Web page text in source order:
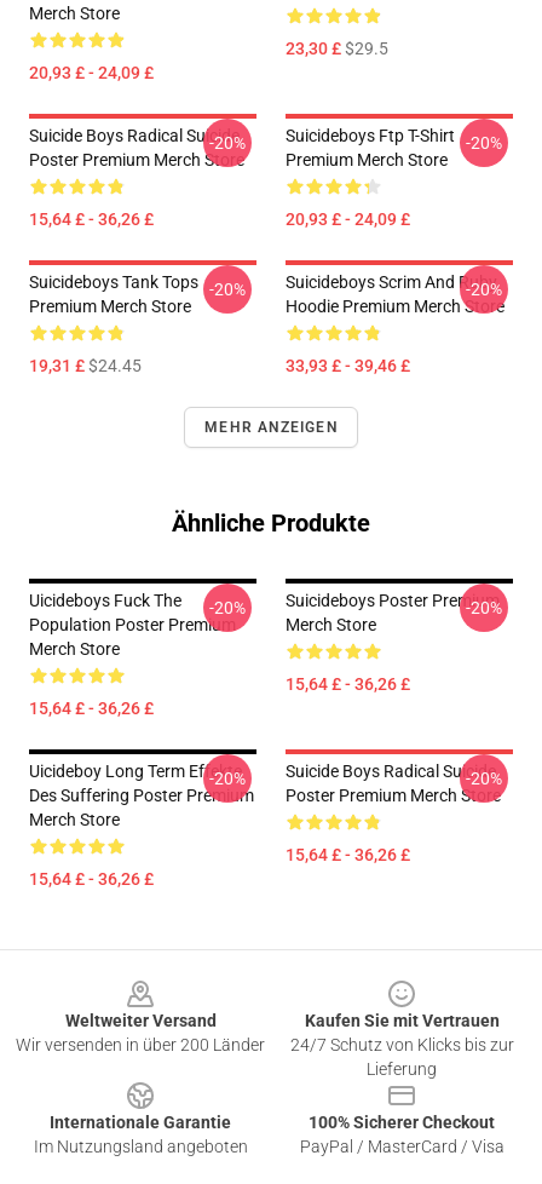
Merch Store
20,93 £ - 24,09 £
23,30 £$29.5
Suicide Boys Radical Suicide
Poster Premium Merch Store
15,64 £ - 36,26 £
-20%
Suicideboys Ftp T-Shirt
Premium Merch Store
20,93 £ - 24,09 £
-20%
Suicideboys Tank Tops
Premium Merch Store
19,31 £$24.45
-20%
Suicideboys Scrim And Ruby
Hoodie Premium Merch Store
33,93 £ - 39,46 £
-20%
MEHR ANZEIGEN
Ähnliche Produkte
Uicideboys Fuck The
Population Poster Premium
Merch Store
15,64 £ - 36,26 £
-20%
Suicideboys Poster Premium
Merch Store
15,64 £ - 36,26 £
-20%
Uicideboy Long Term Effekte
Des Suffering Poster Premium
Merch Store
15,64 £ - 36,26 £
-20%
Suicide Boys Radical Suicide
Poster Premium Merch Store
15,64 £ - 36,26 £
-20%
Weltweiter Versand
Wir versenden in über 200 Länder
Kaufen Sie mit Vertrauen
24/7 Schutz von Klicks bis zur
Lieferung
Internationale Garantie
Im Nutzungsland angeboten
100% Sicherer Checkout
PayPal / MasterCard / Visa